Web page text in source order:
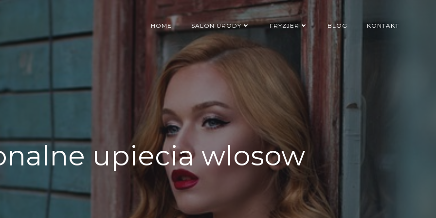
HOME SALON URODY FRYZJER BLOG KONTAKT
upiecia wlosow